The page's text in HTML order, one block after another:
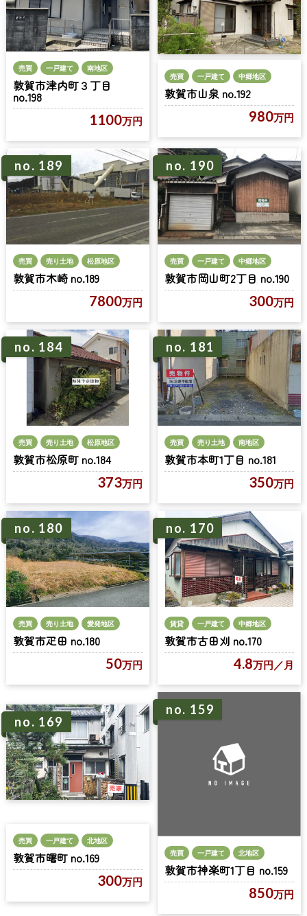
売買 一戸建て 南地区
敦賀市津内町３丁目
no.198
1100万円
売買 一戸建て 中郷地区
敦賀市山泉 no.192
980万円
no. 189
売買 売り土地 松原地区
敦賀市木崎 no.189
7800万円
no. 190
売買 一戸建て 中郷地区
敦賀市岡山町2丁目 no.190
300万円
no. 184
売買 売り土地 松原地区
敦賀市松原町 no.184
373万円
no. 181
売買 売り土地 南地区
敦賀市本町1丁目 no.181
350万円
no. 180
売買 売り土地 愛発地区
敦賀市疋田 no.180
50万円
no. 170
賃貸 一戸建て 中郷地区
敦賀市古田刈 no.170
4.8万円 ／月
no. 169
売買 一戸建て 北地区
敦賀市曙町 no.169
300万円
no. 159
売買 一戸建て 北地区
敦賀市神楽町1丁目 no.159
850万円